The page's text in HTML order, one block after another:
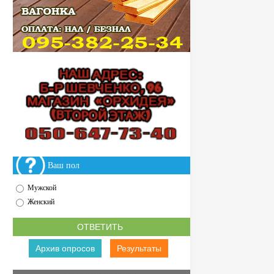
Ваш пол
Мужской
Женский
Архив опросов Результаты